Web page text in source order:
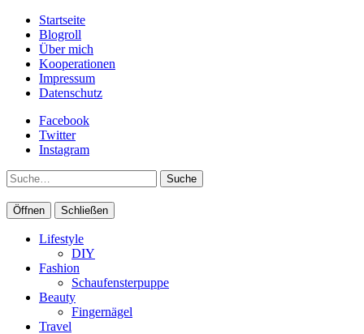
Startseite
Blogroll
Über mich
Kooperationen
Impressum
Datenschutz
Facebook
Twitter
Instagram
Suche
Öffnen Schließen
Lifestyle
DIY
Fashion
Schaufensterpuppe
Beauty
Fingernägel
Travel